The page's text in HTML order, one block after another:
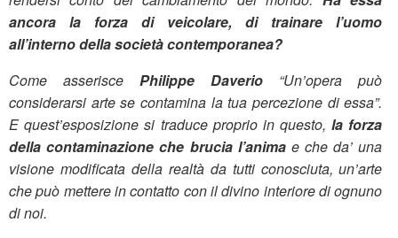
ancora la forza di veicolare, di trainare l’uomo
all’interno della società contemporanea?
Come asserisce Philippe Daverio “Un’opera può
considerarsi arte se contamina la tua percezione di essa”.
E quest’esposizione si traduce proprio in questo,la forza
della contaminazione che brucia l’animae che da’ una
visione modificata della realtà da tutti conosciuta, un’arte
che può mettere in contatto con il divino interiore di ognuno
di noi.